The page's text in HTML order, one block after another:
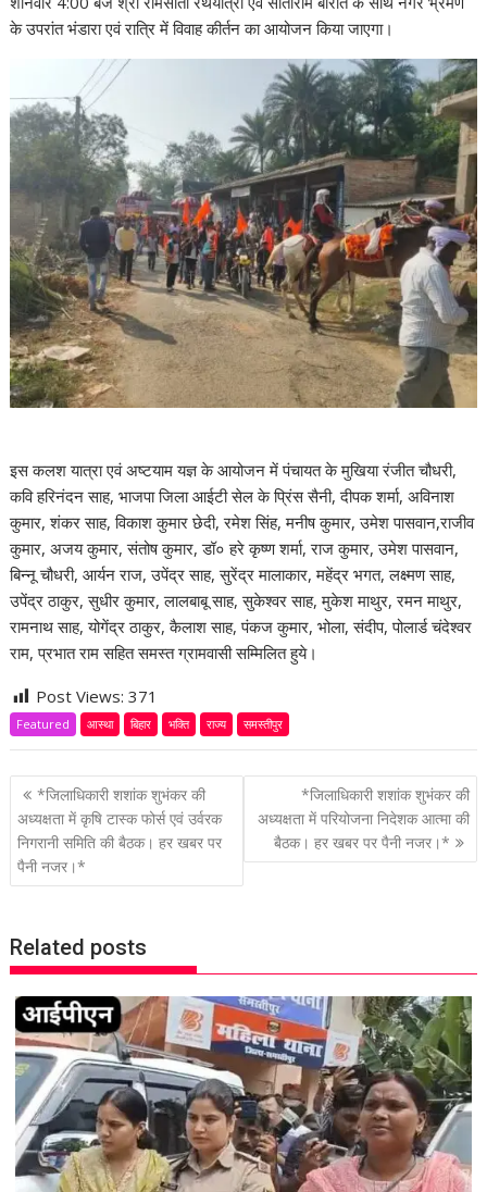
के उपरांत भंडारा एवं रात्रि में विवाह कीर्तन का आयोजन किया जाएगा।
इस कलश यात्रा एवं अष्टयाम यज्ञ के आयोजन में पंचायत के मुखिया रंजीत चौधरी,
कवि हरिनंदन साह, भाजपा जिला आईटी सेल के प्रिंस सैनी, दीपक शर्मा, अविनाश
कुमार, शंकर साह, विकाश कुमार छेदी, रमेश सिंह, मनीष कुमार, उमेश पासवान,राजीव
कुमार, अजय कुमार, संतोष कुमार, डॉ० हरे कृष्ण शर्मा, राज कुमार, उमेश पासवान,
बिन्नू चौधरी, आर्यन राज, उपेंद्र साह, सुरेंद्र मालाकार, महेंद्र भगत, लक्ष्मण साह,
उपेंद्र ठाकुर, सुधीर कुमार, लालबाबू साह, सुकेश्वर साह, मुकेश माथुर, रमन माथुर,
रामनाथ साह, योगेंद्र ठाकुर, कैलाश साह, पंकज कुमार, भोला, संदीप, पोलार्ड चंदेश्वर
राम, प्रभात राम सहित समस्त ग्रामवासी सम्मिलित हुये।
Post Views:371
Featured आस्था बिहार भक्ति राज्य समस्तीपुर
P
o
s
t
a
v
i
g
a
t
i
o
n
*जिलाधिकारी शशांक शुभंकर की
अध्यक्षता में कृषि टास्क फोर्स एवं उर्वरक
निगरानी समिति की बैठक। हर खबर पर
पैनी नजर।*
*जिलाधिकारी शशांक शुभंकर की
अध्यक्षता में परियोजना निदेशक आत्मा की
बैठक। हर खबर पर पैनी नजर।*
Related posts